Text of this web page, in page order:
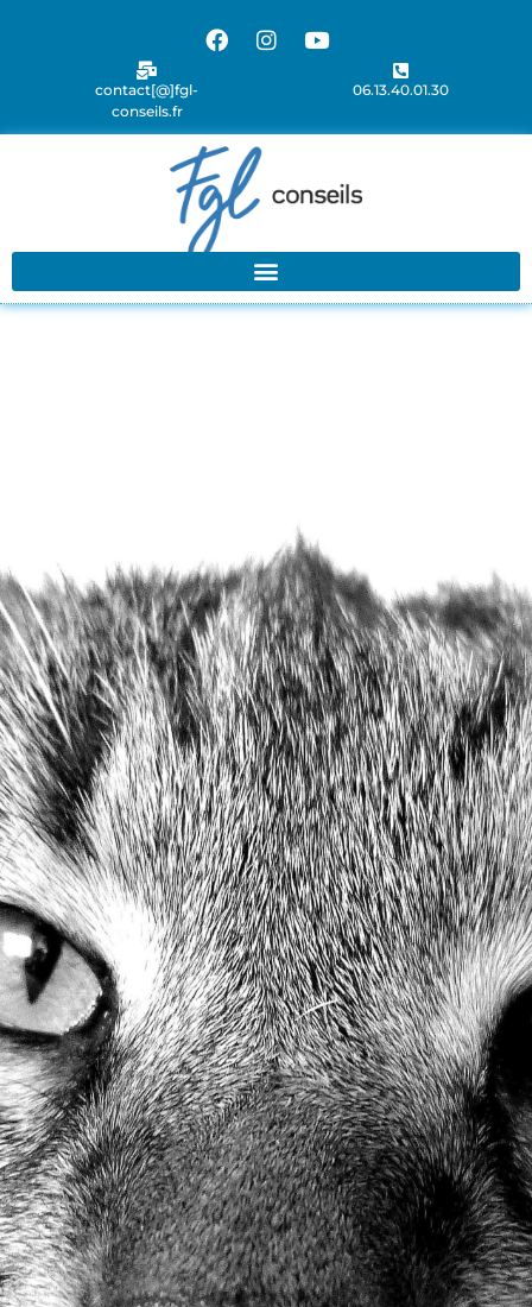
contact[@]fgl-
conseils.fr
06.13.40.01.30